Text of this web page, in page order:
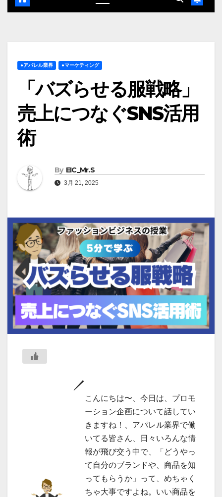
●アパレル業界 ●マーケティング
「バズらせる服戦略」
売上につなぐSNS活用
術
By EIC_Mr.S
3月 21, 2025
こんにちは〜、今日は、プロモ
ーション企画について話してい
きますね！、アパレル業界で働
いてる皆さん、日々いろんな情
報が飛び交う中で、「どうやっ
て自分のブランドや、商品を知
ってもらうか」って、めちゃく
ちゃ大事ですよね。いい商品を